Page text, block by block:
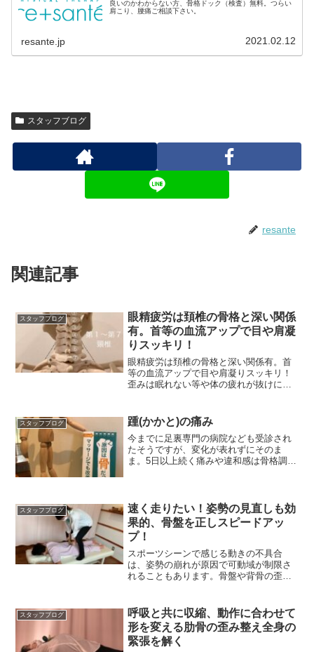
良いのかわからない方、骨格ドック（検査）無料。つらい
肩こり、腰痛ご相談下さい。
resante.jp 2021.02.12
スタッフブログ
resante
関連記事
スタッフブログ
眼精疲労は頚椎の骨格と深い関係
有。首等の血流アップで目や肩凝
りスッキリ！
眼精疲労は頚椎の骨格と深い関係有。首
等の血流アップで目や肩凝りスッキリ！
歪みは眠れない等や体の疲れが抜けにく
スタッフブログ 踵(かかと)の痛み
今までに足裏専門の病院なども受診され
たそうですが、変化が表れずにそのま
ま。5日以上続く痛みや違和感は骨格調整
スタッフブログ
速く走りたい！姿勢の見直しも効
果的、骨盤を正しスピードアッ
プ！
スポーツシーンで感じる動きの不具合
は、姿勢の崩れが原因で可動域が制限さ
れることもあります。骨盤や背骨の歪み
スタッフブログ
呼吸と共に収縮、動作に合わせて
形を変える肋骨の歪み整え全身の
緊張を解く